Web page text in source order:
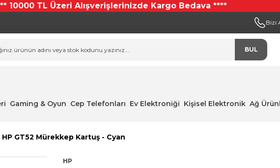
10000 TL Üzeri Alışverişlerinizde Kargo Bedava ****
Bizi
BUL
Gaming & Oyun Cep Telefonları Ev Elektroniği Kişisel Elektronik Ağ
HP GT52 Mürekkep Kartuş - Cyan
HP